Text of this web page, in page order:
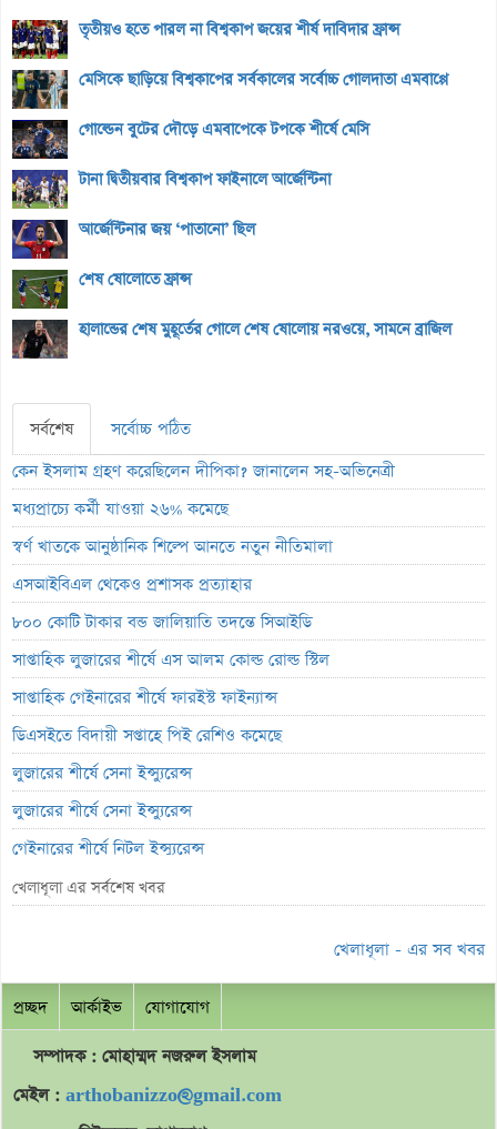
তৃতীয়ও হতে পারল না বিশ্বকাপ জয়ের শীর্ষ দাবিদার ফ্রান্স
মেসিকে ছাড়িয়ে বিশ্বকাপের সর্বকালের সর্বোচ্চ গোলদাতা এমবাপ্পে
গোল্ডেন বুটের দৌড়ে এমবাপেকে টপকে শীর্ষে মেসি
টানা দ্বিতীয়বার বিশ্বকাপ ফাইনালে আর্জেন্টিনা
আর্জেন্টিনার জয় ‘পাতানো’ ছিল
শেষ ষোলোতে ফ্রান্স
হালান্ডের শেষ মুহূর্তের গোলে শেষ ষোলোয় নরওয়ে, সামনে ব্রাজিল
সর্বশেষ
সর্বোচ্চ পঠিত
কেন ইসলাম গ্রহণ করেছিলেন দীপিকা? জানালেন সহ-অভিনেত্রী
মধ্যপ্রাচ্যে কর্মী যাওয়া ২৬% কমেছে
স্বর্ণ খাতকে আনুষ্ঠানিক শিল্পে আনতে নতুন নীতিমালা
এসআইবিএল থেকেও প্রশাসক প্রত্যাহার
৮০০ কোটি টাকার বন্ড জালিয়াতি তদন্তে সিআইডি
সাপ্তাহিক লুজারের শীর্ষে এস আলম কোল্ড রোল্ড স্টিল
সাপ্তাহিক গেইনারের শীর্ষে ফারইস্ট ফাইন্যান্স
ডিএসইতে বিদায়ী সপ্তাহে পিই রেশিও কমেছে
লুজারের শীর্ষে সেনা ইন্স্যুরেন্স
লুজারের শীর্ষে সেনা ইন্স্যুরেন্স
গেইনারের শীর্ষে নিটল ইন্স্যুরেন্স
এসবিএসি ব্যাংকের পরিচালক ১.৮০ কোটি শেয়ার বেচবে
ভরিতে প্রায় ১০ হাজার টাকা বাড়ল স্বর্ণের দাম
শেয়ারবাজারে পতন
লেনদেনের শীর্ষে শার্প ইন্ড্রাস্ট্রিজ
খেলাধূলা এর সর্বশেষ খবর
খেলাধূলা - এর সব খবর
প্রচ্ছদ আর্কাইভ যোগাযোগ
সম্পাদক : মোহাম্মদনজরুলইসলাম
মেইল : arthobanizzo@gmail.com